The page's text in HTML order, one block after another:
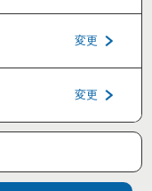
変更
変更